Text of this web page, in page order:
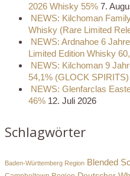
2026 Whisky 55% 7.
NEWS: Kilchoman
Whisky (Rare Limited
NEWS: Ardnahoe 6
Limited Edition Whisky
NEWS: Kilchoman 9
54,1% (GLOCK SPIRITS)
NEWS: Glenfarclas
46% 12. Juli 2026
Schlagwörter
Baden-Württemberg Region Blended